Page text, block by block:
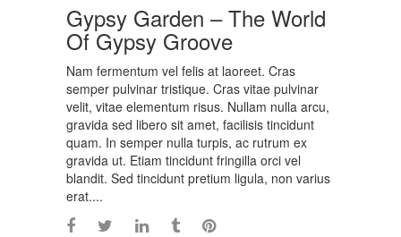
Gypsy Garden – The World
Of Gypsy Groove
Nam fermentum vel felis at laoreet. Cras
semper pulvinar tristique. Cras vitae pulvinar
velit, vitae elementum risus. Nullam nulla arcu,
gravida sed libero sit amet, facilisis tincidunt
quam. In semper nulla turpis, ac rutrum ex
gravida ut. Etiam tincidunt fringilla orci vel
blandit. Sed tincidunt pretium ligula, non varius
erat....